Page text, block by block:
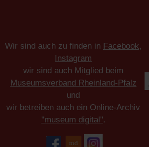
Wir sind auch zu finden in Facebook,
Instagram
wir sind auch Mitglied beim
Museumsverband Rheinland-Pfalz
und
wir betreiben auch ein Online-Archiv
"museum digital".